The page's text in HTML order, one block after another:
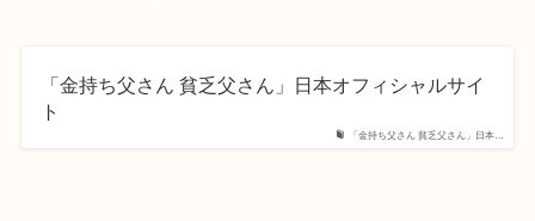
「金持ち父さん 貧乏父さん」日本…
「金持ち父さん 貧乏父さん」日本オフィシャルサイ
ト